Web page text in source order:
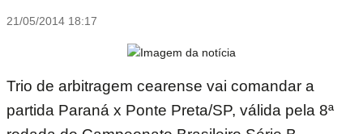
21/05/2014 18:17
Trio de arbitragem cearense vai comandar a
partida Paraná x Ponte Preta/SP, válida pela 8ª